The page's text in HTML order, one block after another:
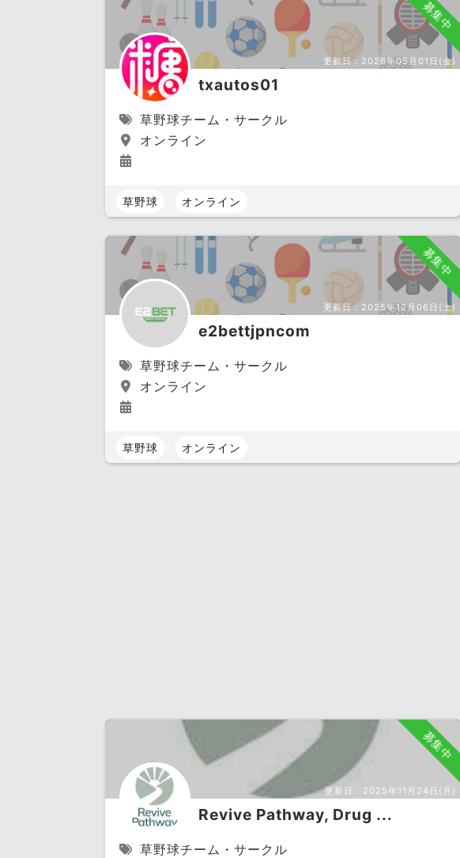
募集中
更新日： 2026年05月01日(金)
txautos01
草野球チーム・サークル
オンライン
草野球 オンライン
募集中
更新日： 2025年12月06日(土)
e2bettjpncom
草野球チーム・サークル
オンライン
草野球 オンライン
募集中
更新日： 2025年11月24日(月)
Revive Pathway, Drug ...
草野球チーム・サークル